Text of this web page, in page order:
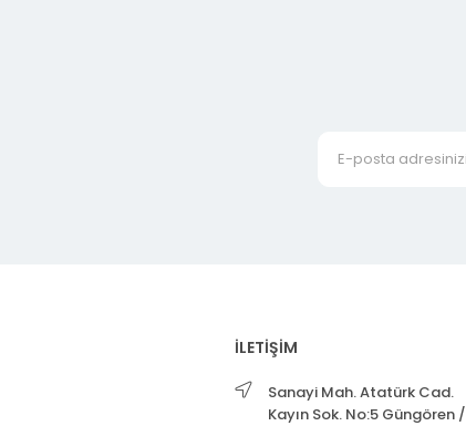
İLETİŞİM
Sanayi Mah. Atatürk Cad.
Kayın Sok. No:5 Güngören /